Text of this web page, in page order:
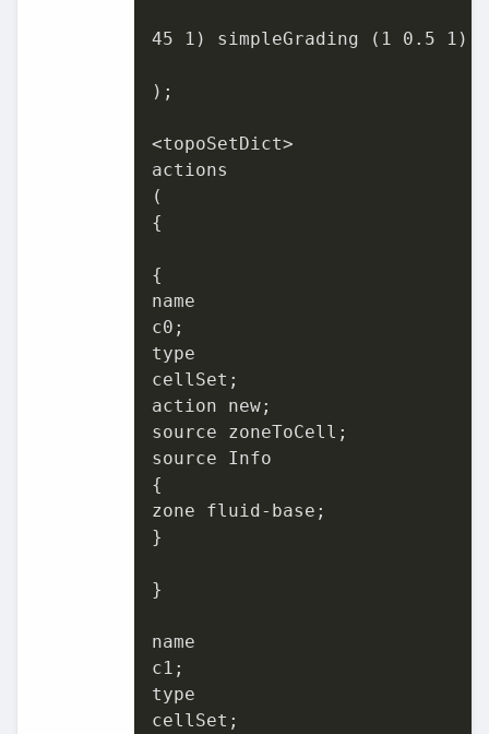
45 1 ) simpleGrading ( 1 0.5 1 )
);
<topoSetDict>
actions
(
{
{
name
c0;
type
cellSet;
action new;
source zoneToCell;
source Info
{
zone fluid-base;
}
}
name
c1;
type
cellSet;